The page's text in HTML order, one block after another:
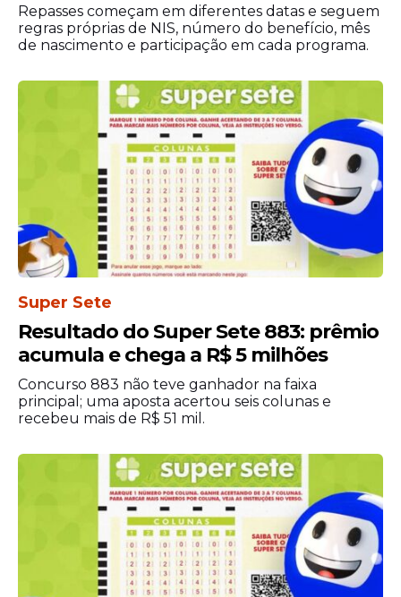
possui bilhetes premiados. O ganhador
deve apresentar o comprovante original
válido para retirar o dinheiro. Valores
menores permitem o saque em lotéricas,
mas quantias elevadas exigem o
comparecimento a uma agência bancária
da instituição. O banco recomenda que o
apostador escreva o nome completo e o
número do CPF no verso do comprovante
para garantir que apenas o titular realize o
resgate.
O sorteio diário da Lotofácil segue
protocolos rigorosos de segurança e
transparência. Auditores independentes
Repasses começam em diferentes datas e seguem
regras próprias de NIS, número do benefício, mês
de nascimento e participação em cada programa.
Super Sete
Resultado do Super Sete 883: prêmio
acumula e chega a R$ 5 milhões
Concurso 883 não teve ganhador na faixa
principal; uma aposta acertou seis colunas e
recebeu mais de R$ 51 mil.